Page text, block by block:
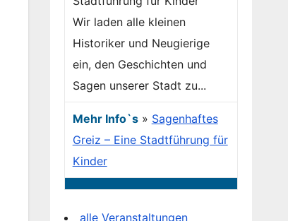
Wir laden alle kleinen
Historiker und Neugierige
ein, den Geschichten und
Sagen unserer Stadt zu...
Mehr Info`s» Sagenhaftes
Greiz – Eine Stadtführung für
Kinder
alle Veranstaltungen